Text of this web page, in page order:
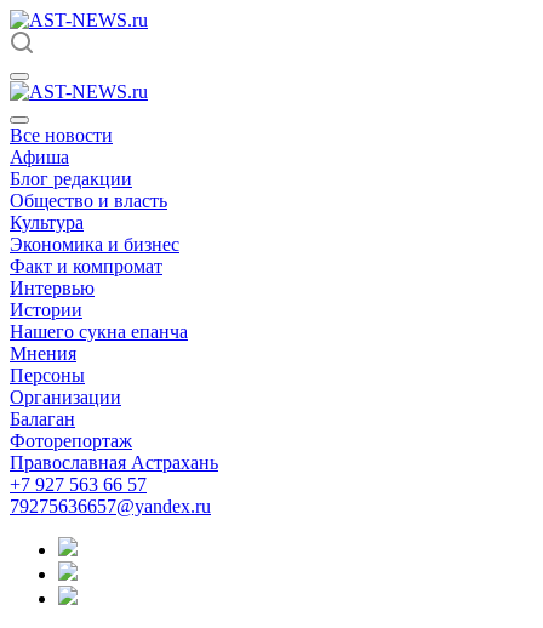
Все новости
Афиша
Блог редакции
Общество и власть
Культура
Экономика и бизнес
Факт и компромат
Интервью
Истории
Нашего сукна епанча
Мнения
Персоны
Организации
Балаган
Фоторепортаж
Православная Астрахань
+7 927 563 66 57
79275636657@yandex.ru